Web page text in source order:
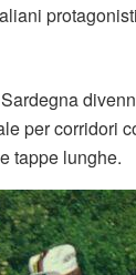
per corridori
tappe lunghe.